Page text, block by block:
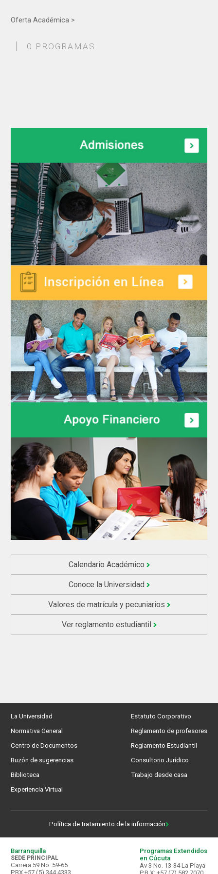
Oferta Académica >
| 0 PROGRAMAS
Calendario Académico
Conoce la Universidad
Valores de matrícula y pecuniarios
Ver reglamento estudiantil
La Universidad
Normativa General
Centro de Documentos
Buzón de sugerencias
Biblioteca
Experiencia Virtual
Estatuto Corporativo
Reglamento de profesores
Reglamento Estudiantil
Consultorio Jurídico
Trabajo desde casa
Política de tratamiento de la información
Barranquilla
SEDE PRINCIPAL
Carrera 59 No. 59-65
PBX +57 (5) 344 4333.
Programas Extendidos
en Cúcuta
Av 3 No. 13-34 La Playa